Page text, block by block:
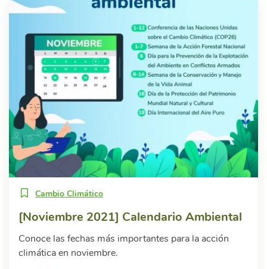
Cambio Climático
[Noviembre 2021] Calendario Ambiental
Conoce las fechas más importantes para la acción
climática en noviembre.